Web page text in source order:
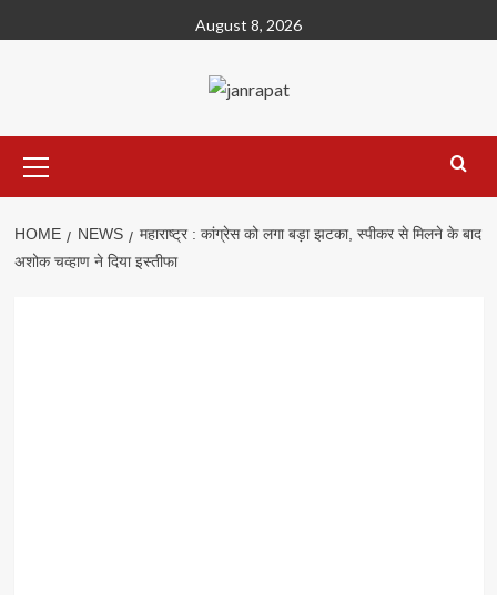
to
August 8, 2026
Menu
HOME NEWS
महाराष्ट्र : कांग्रेस को लगा बड़ा झटका, स्पीकर से मिलने के बाद
अशोक चव्हाण ने दिया इस्तीफा